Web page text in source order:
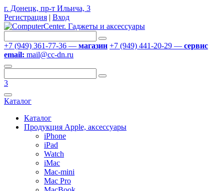
г. Донецк, пр-т Ильича, 3
Регистрация | Вход
+7 (949) 361-77-36 — магазин +7 (949) 441-20-29 — сервис
email: mail@cc-dn.ru
3
Каталог
Каталог
Продукция Apple, аксессуары
iPhone
iPad
Watch
iMac
Mac-mini
Mac Pro